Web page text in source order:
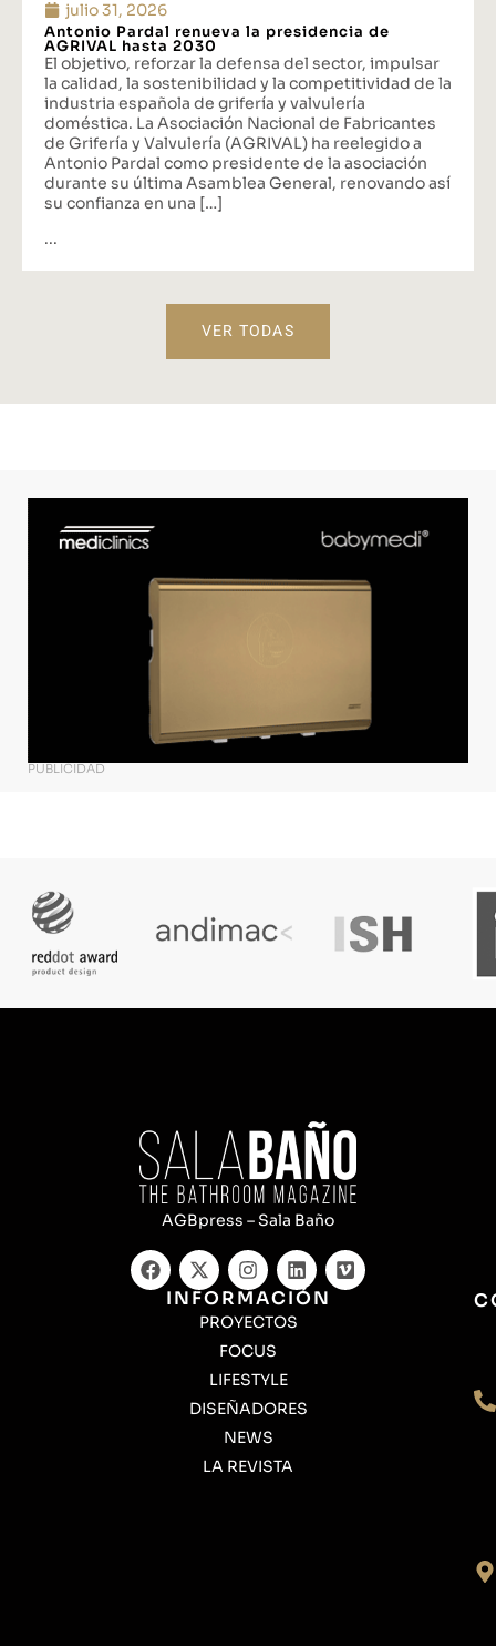
julio 31, 2026
Antonio Pardal renueva la presidencia de
AGRIVAL hasta 2030
El objetivo, reforzar la defensa del sector, impulsar
la calidad, la sostenibilidad y la competitividad de la
industria española de grifería y valvulería
doméstica. La Asociación Nacional de Fabricantes
de Grifería y Valvulería (AGRIVAL) ha reelegido a
Antonio Pardal como presidente de la asociación
durante su última Asamblea General, renovando así
su confianza en una […]
...
VER TODAS
PUBLICIDAD
AGBpress – Sala Baño
INFORMACIÓN
PROYECTOS
FOCUS
LIFESTYLE
DISEÑADORES
NEWS
LA REVISTA